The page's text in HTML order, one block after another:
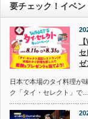
要チェック！イベ
セ
ゼ
日本で本場のタイ料理が
ク「タイ・セレクト」で…